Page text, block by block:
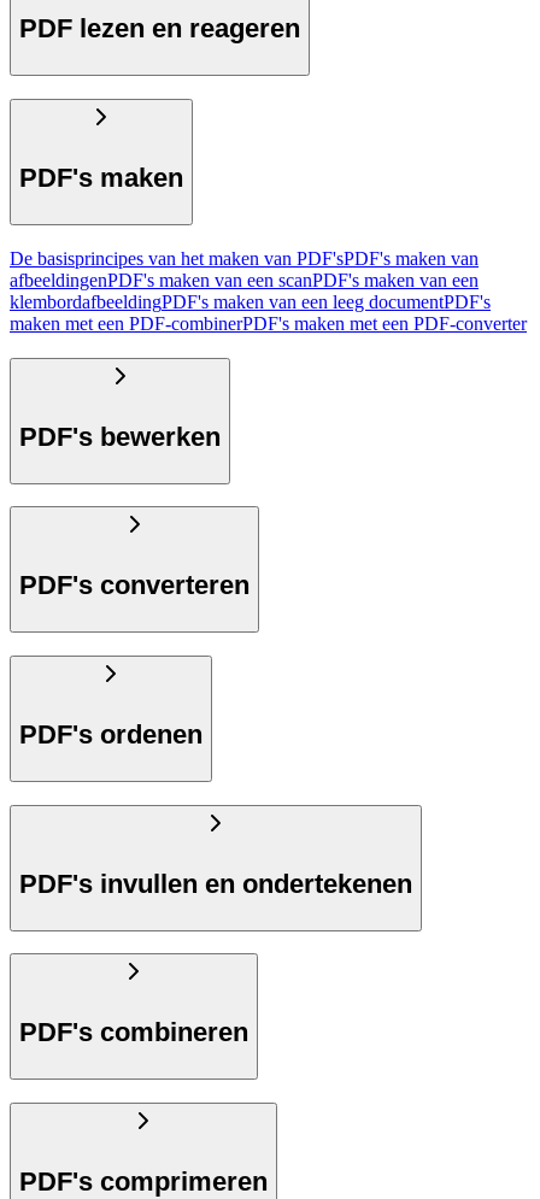
PDF lezen en reageren
PDF's maken
De basisprincipes van het maken van PDF'sPDF's maken van
afbeeldingenPDF's maken van een scanPDF's maken van een
klembordafbeeldingPDF's maken van een leeg documentPDF's
maken met een PDF-combinerPDF's maken met een PDF-converter
PDF's bewerken
PDF's converteren
PDF's ordenen
PDF's invullen en ondertekenen
PDF's combineren
PDF's comprimeren